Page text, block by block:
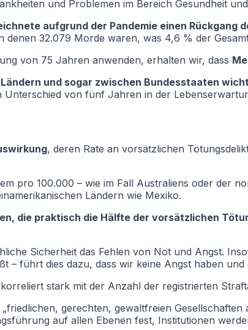
und Problemen im Bereich Gesundheit
aufgrund der Pandemie einen Rückgang
denen 32.079 Morde waren, was 4,6 % der
von 75 Jahren anwenden, erhalten wir, dass
und sogar zwischen Bundesstaaten
Unterschied von fünf Jahren in der
, deren Rate an vorsätzlichen
pro 100.000 – wie im Fall Australiens oder der
Ländern wie Mexiko.
die praktisch die Hälfte der vorsätzlichen
Sicherheit das Fehlen von Not und Angst.
– führt dies dazu, dass wir keine Angst haben und
korreliert stark mit der Anzahl der registrierten
„friedlichen, gerechten, gewaltfreien
auf allen Ebenen fest, Institutionen